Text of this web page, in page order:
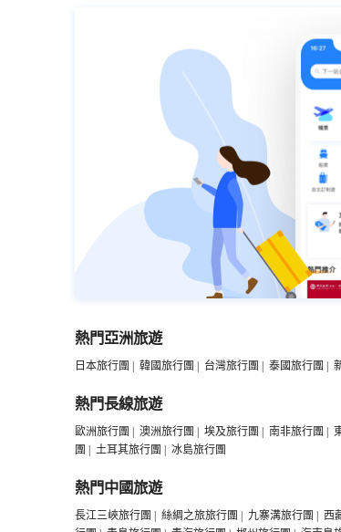
熱門亞洲旅遊
日本旅行團 | 韓國旅行團 | 台灣旅行團 | 泰國旅行團 |
熱門長線旅遊
歐洲旅行團 | 澳洲旅行團 | 埃及旅行團 | 南非旅行團 |
團 | 土耳其旅行團 | 冰島旅行團
熱門中國旅遊
長江三峽旅行團 | 絲綢之旅旅行團 | 九寨溝旅行團 | 西